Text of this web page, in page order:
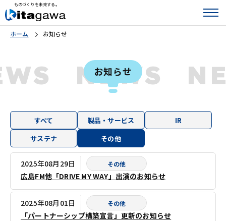
ものづくりを未来する。
ホーム お知らせ
NEWS
お知らせ
すべて 製品・サービス
IR
サステナ
その他
2025年08月29日 その他
広島FM他「DRIVE MY WAY」出演のお知らせ
2025年08月01日 その他
「パートナーシップ構築宣言」更新のお知らせ